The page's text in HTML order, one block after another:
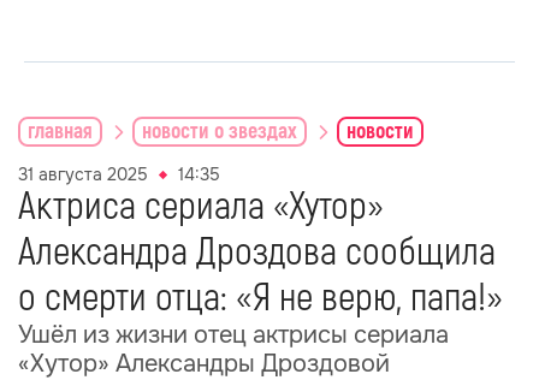
главная новости о звездах новости
31 августа 2025 14:35
Актриса сериала «Хутор»
Александра Дроздова сообщила
о смерти отца: «Я не верю, папа!»
Ушёл из жизни отец актрисы сериала
«Хутор» Александры Дроздовой